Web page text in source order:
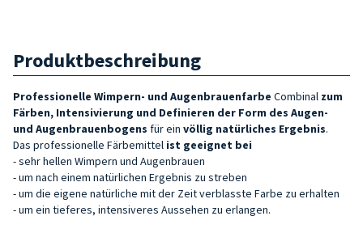
Produktbeschreibung
Professionelle Wimpern- und Augenbrauenfarbe Combinal zum
Färben, Intensivierung und Definieren der Form des Augen-
und Augenbrauenbogens für ein völlig natürliches Ergebnis.
Das professionelle Färbemittel ist geeignet bei
- sehr hellen Wimpern und Augenbrauen
- um nach einem natürlichen Ergebnis zu streben
- um die eigene natürliche mit der Zeit verblasste Farbe zu erhalten
- um ein tieferes, intensiveres Aussehen zu erlangen.